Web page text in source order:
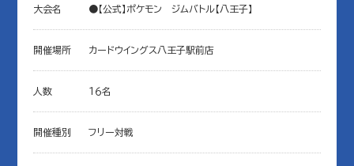
大会名 ●【公式】ポケモン ジムバトル【八王子】
開催場所 カードウイングス八王子駅前店
人数 １６名
開催種別 フリー対戦